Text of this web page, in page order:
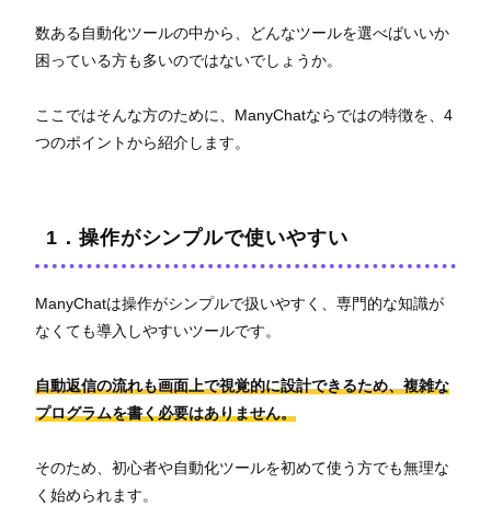
数ある自動化ツールの中から、どんなツールを選べばいいか
困っている方も多いのではないでしょうか。
ここではそんな方のために、ManyChatならではの特徴を、4
つのポイントから紹介します。
1．操作がシンプルで使いやすい
ManyChatは操作がシンプルで扱いやすく、専門的な知識が
なくても導入しやすいツールです。
自動返信の流れも画面上で視覚的に設計できるため、複雑な
プログラムを書く必要はありません。
そのため、初心者や自動化ツールを初めて使う方でも無理な
く始められます。